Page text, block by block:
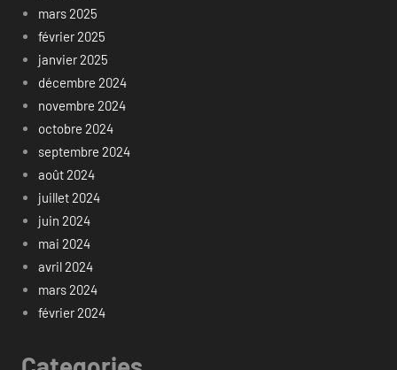
mars 2025
février 2025
janvier 2025
décembre 2024
novembre 2024
octobre 2024
septembre 2024
août 2024
juillet 2024
juin 2024
mai 2024
avril 2024
mars 2024
février 2024